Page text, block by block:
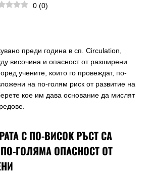
0 (0)
преди година в сп. Circulation,
височина и опасност от разширени
учените, които го провеждат, по-
на по-голям риск от развитие на
кое им дава основание да мислят
С ПО-ВИСОК РЪСТ СА
ГОЛЯМА ОПАСНОСТ ОТ